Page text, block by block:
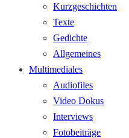
Kurzgeschichten
Texte
Gedichte
Allgemeines
Multimediales
Audiofiles
Video Dokus
Interviews
Fotobeiträge